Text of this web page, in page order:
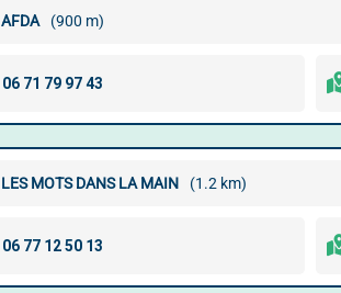
AFDA (900 m)
LES MOTS DANS LA MAIN (1.2 km)